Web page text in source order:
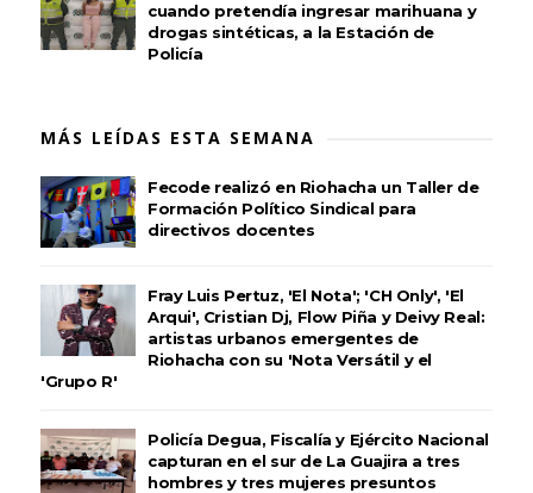
cuando pretendía ingresar marihuana y
drogas sintéticas, a la Estación de
Policía
MÁS LEÍDAS ESTA SEMANA
Fecode realizó en Riohacha un Taller de
Formación Político Sindical para
directivos docentes
Fray Luis Pertuz, 'El Nota'; 'CH Only', 'El
Arqui', Cristian Dj, Flow Piña y Deivy Real:
artistas urbanos emergentes de
Riohacha con su 'Nota Versátil y el
'Grupo R'
Policía Degua, Fiscalía y Ejército Nacional
capturan en el sur de La Guajira a tres
hombres y tres mujeres presuntos